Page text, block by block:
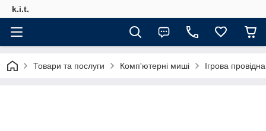
k.i.t.
Товари та послуги Комп'ютерні миші Ігрова